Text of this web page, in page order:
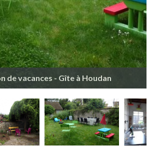
de vacances - Gîte à Houdan